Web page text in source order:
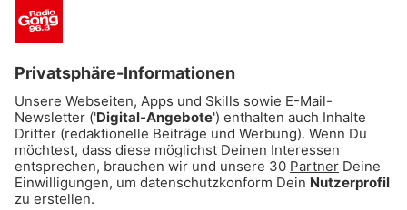
Akzeptieren
powered by Usercentrics Consent
Management Platform
Zuletzt ließ Ed Sheeran im Januar mit dem Track
„F64“ von sich hören. Aktuell steht der Song bei
Zuvor veröffentlichte er im September des
vergangenen Jahres den Track „Celestial“ – den
Soundtrack für die Pokémon-Spiele „Karmesin“
und „Purpur“. Nach Release stieg der Song auf
#2 der DE Airplay Charts und in die Top 10 der
UK Singlecharts, Top 50 in DE sowie #12 Apple